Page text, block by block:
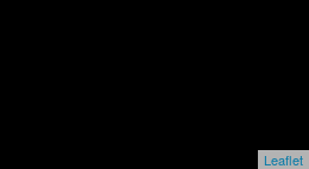
Leaflet